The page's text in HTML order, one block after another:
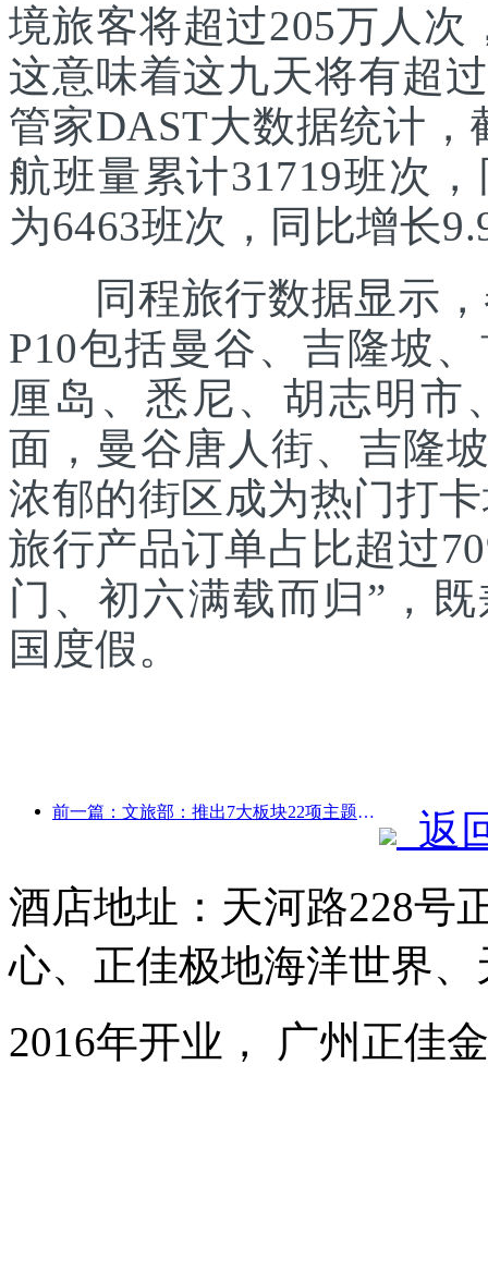
境旅客将超过205万人次
这意味着这九天将有超
管家DAST大数据统计
航班量累计31719班次
为6463班次，同比增长
同程旅行数据显示，
P10包括曼谷、吉隆坡
厘岛、悉尼、胡志明市
面，曼谷唐人街、吉隆
浓郁的街区成为热门打
旅行产品订单占比超过
门、初六满载而归”，
国度假。
前一篇：文旅部：推出7大板块22项主题活动
返
酒店地址：天河路228号
心、正佳极地海洋世界
2016年开业， 广州正